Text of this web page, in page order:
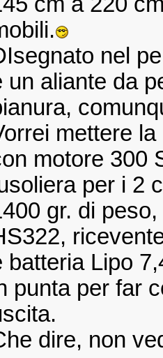
nel
un aliante da
mettere
motore 300
per i 2
gr. di
batteria Lipo
punta per far
dire, non